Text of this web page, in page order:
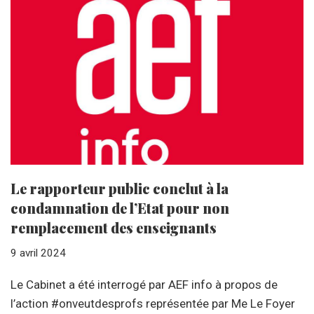
Le rapporteur public conclut à la
condamnation de l’Etat pour non
remplacement des enseignants
9 avril 2024
Le Cabinet a été interrogé par AEF info à propos de
l’action #onveutdesprofs représentée par Me Le Foyer